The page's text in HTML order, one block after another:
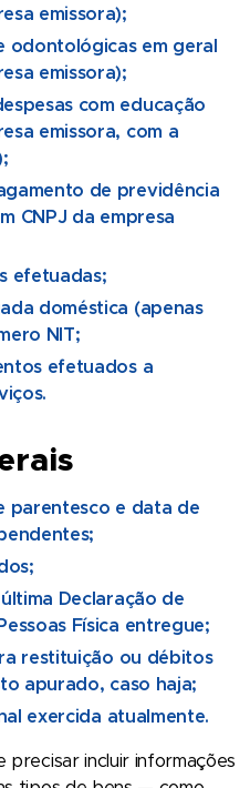
emissora);
odontológicas em geral
emissora);
com educação
emissora, com a
de previdência
CNPJ da empresa
efetuadas;
doméstica (apenas
NIT;
efetuados a
parentesco e data de
Declaração de
Física entregue;
restituição ou débitos
apurado, caso haja;
exercida atualmente.
incluir informações